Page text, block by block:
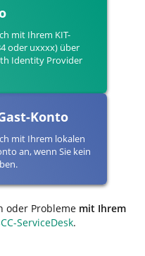
mit Ihrem KIT-
oder uxxxx) über
Identity Provider
Konto
mit Ihrem lokalen
an, wenn Sie kein
oder Probleme mit Ihrem
ServiceDesk.